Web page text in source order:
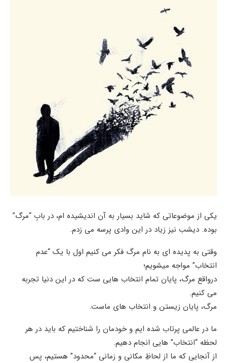
یکی از موضوعاتی که شاید بسیار به آن اندیشیده ام، در بابِ “مرگ”
بوده. دیشب نیز زیاد در این وادی پرسه می زدم.
وقتی به پدیده ای به نام مرگ فکر می کنیم اول با یک “عدم
انتخاب” مواجه میشویم؛
درواقع مرگ، پایان تمام انتخاب هایی ست که در این دنیا تجربه
می کنیم.
مرگ، پایان زیستن و انتخاب های ماست.
ما در عالمی پرتاب شده ایم و خودمان را شناختیم که باید در هر
لحظه “انتخاب” هایی انجام دهیم.
از آنجایی که ما از لحاظِ مکانی و زمانی “محدود” هستیم، پس